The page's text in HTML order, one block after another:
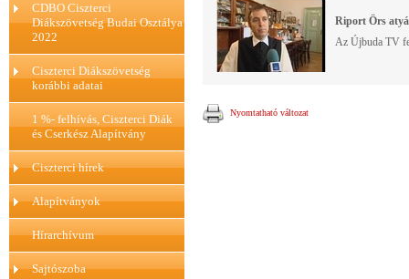
CDBO Ciszterci
Diákszövetség Budai Osztálya
2022
Ciszterci Diákszövetség
korábbi adatai
1 %- felhívás, Ciszterci Diák
és Cserkész Alapítvány
Ciszterci hírek
Alapítványok
Hírarchívum
Sajtószoba
Riport Örs
Az Újbuda TV
Nyomtatható változat